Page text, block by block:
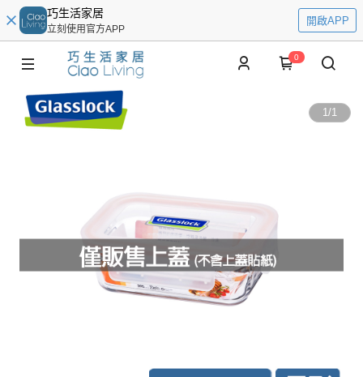
巧生活家居
立刻使用官方APP
開啟APP
0
1/1